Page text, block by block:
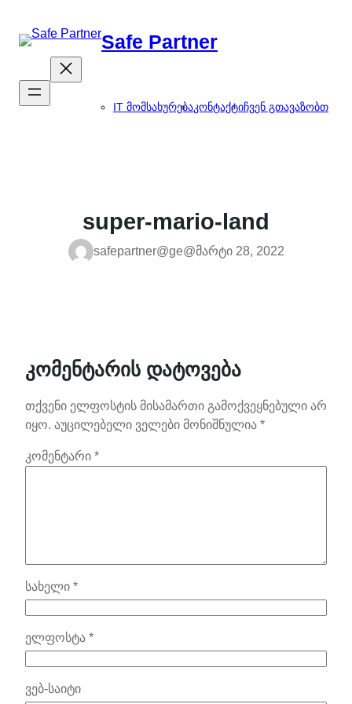
გადასვლა
Safe Partner
IT მომსახურებაკონტაქტიჩვენ გთავაზობთ
super-mario-land
safepartner@ge@მარტი 28, 2022
კომენტარის დატოვება
თქვენი ელფოსტის მისამართი გამოქვეყნებული არ
იყო. აუცილებელი ველები მონიშნულია *
კომენტარი *
სახელი *
ელფოსტა *
ვებ-საიტი